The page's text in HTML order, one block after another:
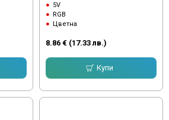
5V
RGB
Цветна
8.86 € (17.33 лв.)
Купи